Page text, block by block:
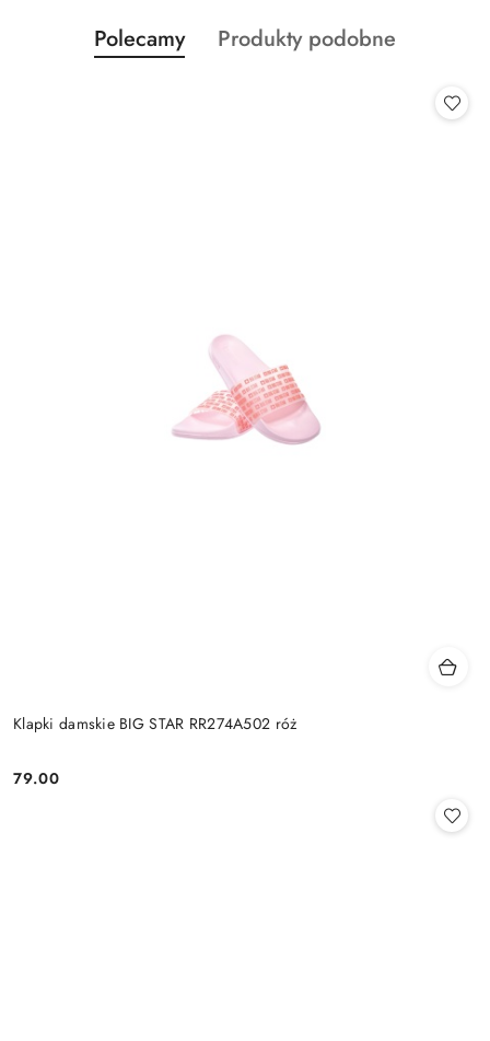
Pomiń karuzelę produktów
Produkty
o
Polecamy
Produkty
Produkty podobne
Klapki damskie BIG STAR RR274A502 róż
Cena:
79.00